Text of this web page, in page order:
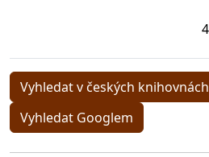
Vyhledat v českých knihovnách
Vyhledat Googlem